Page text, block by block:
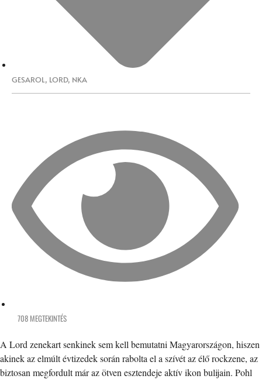
GESAROL, LORD, NKA
708 MEGTEKINTÉS
A Lord zenekart senkinek sem kell bemutatni Magyarországon, hiszen
akinek az elmúlt évtizedek során rabolta el a szívét az élő rockzene, az
biztosan megfordult már az ötven esztendeje aktív ikon bulijain. Pohl